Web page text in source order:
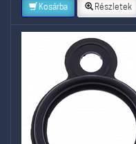
Kosárba Részletek